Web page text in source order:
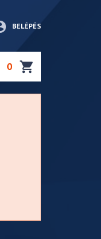
BELÉPÉS
0